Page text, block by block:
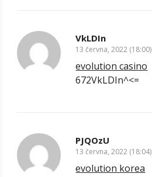
VkLDIn
13 června, 2022 (18:00)
evolution casino
672VkLDIn^<=
PJQOzU
13 června, 2022 (18:04)
evolution korea